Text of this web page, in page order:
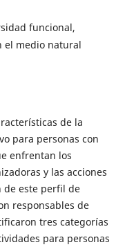
funcional,
el medio natural
de la
para personas con
enfrentan los
y las acciones
de este perfil de
responsables de
tres categorías
para personas